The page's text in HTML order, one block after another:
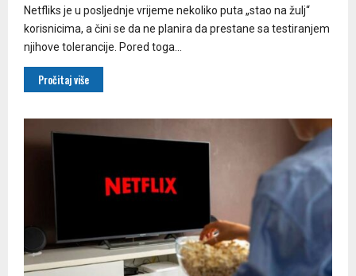
Netfliks je u posljednje vrijeme nekoliko puta „stao na žulj“
korisnicima, a čini se da ne planira da prestane sa testiranjem
njihove tolerancije. Pored toga...
Pročitaj više